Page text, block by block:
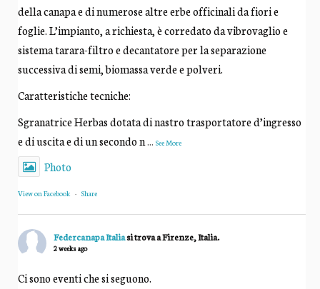
della canapa e di numerose altre erbe officinali da fiori e
foglie. L’impianto, a richiesta, è corredato da vibrovaglio e
sistema tarara-filtro e decantatore per la separazione
successiva di semi, biomassa verde e polveri.
Caratteristiche tecniche:
Sgranatrice Herbas dotata di nastro trasportatore d’ingresso
e di uscita e di un secondo n... See More
Photo
View on Facebook · Share
Federcanapa Italiasi trova a Firenze, Italia.
2 weeks ago
Ci sono eventi che si seguono.